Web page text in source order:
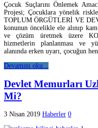
Çocuk Suçlarını Önlemek
Projesi; Çocuklara yönelik
TOPLUM ÖRGÜTLERİ VE
konunun öncelikle ele alınıp
ve çözüm üretmek üzere
hizmetlerin planlanması ve
alanında erken uyarı, çocuğun
Devamını oku...
Devlet Memurları
Mi?
3 Nisan 2019 Haberler 0